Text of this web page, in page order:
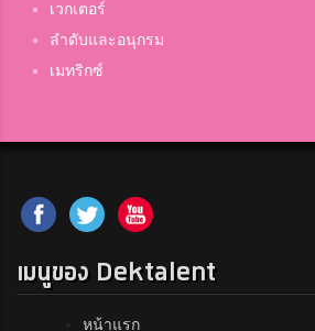
เวกเตอร์
ลำดับและอนุกรม
เมทริกซ์
เมนูของ Dektalent
หน้าแรก